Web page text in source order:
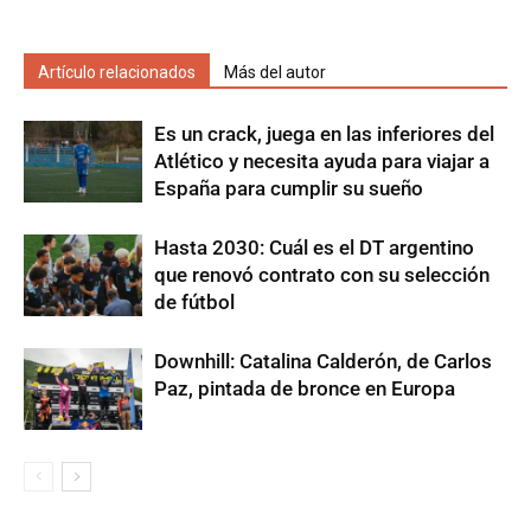
Artículo relacionados Más del autor
Es un crack, juega en las inferiores del
Atlético y necesita ayuda para viajar a
España para cumplir su sueño
Hasta 2030: Cuál es el DT argentino
que renovó contrato con su selección
de fútbol
Downhill: Catalina Calderón, de Carlos
Paz, pintada de bronce en Europa